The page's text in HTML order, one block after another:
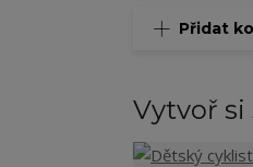
Přidat
Vytvoř